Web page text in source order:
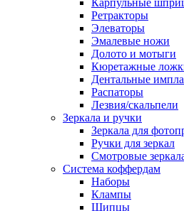
Ретракторы
Элеваторы
Эмалевые ножи
Долото и мотыги
Кюретажные
Дентальные
Распаторы
Лезвия/скальпели
Зеркала и ручки
Зеркала для
Ручки для зеркал
Смотровые
Система коффердам
Наборы
Клампы
Щипцы